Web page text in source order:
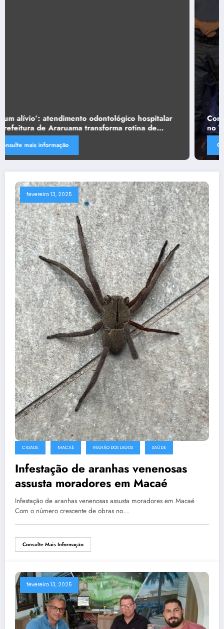
Conselho de Segurança marca presença em seminário
no Teatro Municipal
Consulte mais informação
fevereiro 13, 2025
CIDADE MACAÉ REGIÃO DOS LAGOS SAÚDE
Infestação de aranhas venenosas
assusta moradores em Macaé
Infestação de aranhas venenosas assusta moradores em Macaé
Com o número crescente de obras no…
Consulte Mais Informação
fevereiro 13, 2025